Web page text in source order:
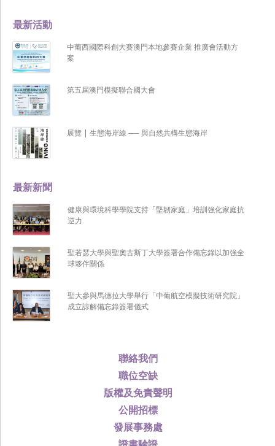
聯絡我們
職位空缺
版權及免責聲明
公開招標
發展事務處
最新新聞
健康與環境科學學院支持「堅韌家庭」培訓強化家庭抗
逆力
聖若瑟大學與聖奧古斯丁大學簽署合作備忘錄以加強全
球夥伴關係
聖大參與馬德拉大學舉行「中葡航空模擬技術研究院」
成立諒解備忘錄簽署儀式
最新活動
中葡西國際科創大賽澳門本地參賽企業 推廣會活動方
案
第五屆澳門模擬聯合國大會
展覽 | 生態海岸線 ── 與自然共構生態海岸